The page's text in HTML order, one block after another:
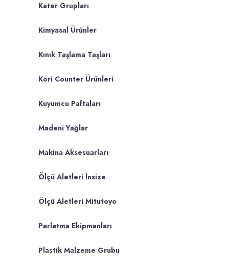
Kater Grupları
Kimyasal Ürünler
Kınık Taşlama Taşları
Kori Counter Ürünleri
Kuyumcu Paftaları
Madeni Yağlar
Makina Aksesuarları
Ölçü Aletleri İnsize
Ölçü Aletleri Mitutoyo
Parlatma Ekipmanları
Plastik Malzeme Grubu